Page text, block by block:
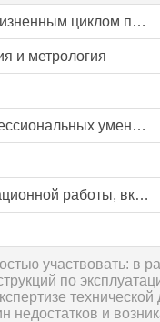
Автоматизация управления жизненным циклом продукции в пищевой промышленности и отраслях агропромышленного комплекса
и метрология
Практика по получению профессиональных умений и опыта профессиональной деятельности
Защита выпускной квалификационной работы, включая подготовку к процедуре защиты и процедуру защиты
участвовать: в
по
недостатков и